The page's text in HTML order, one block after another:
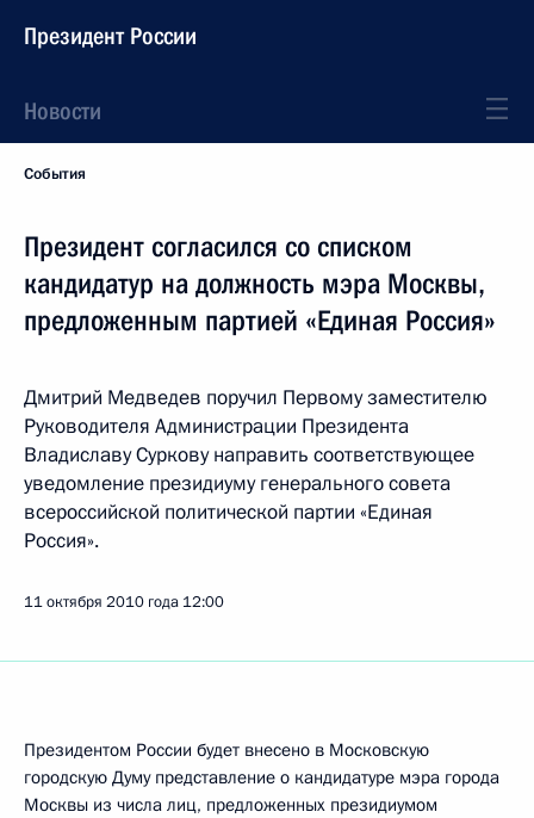
Президент России
Новости
События
Президент согласился со списком
кандидатур на должность мэра Москвы,
предложенным партией «Единая Россия»
Дмитрий Медведев поручил Первому заместителю
Руководителя Администрации Президента
Владиславу Суркову направить соответствующее
уведомление президиуму генерального совета
всероссийской политической партии «Единая
Россия».
11 октября 2010 года 12:00
Президентом России будет внесено в Московскую
городскую Думу представление о кандидатуре мэра города
Москвы из числа лиц, предложенных президиумом